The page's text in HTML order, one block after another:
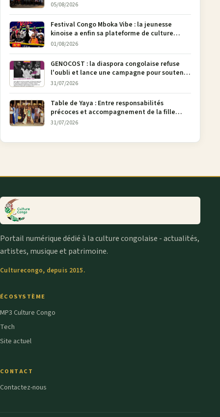
05/08/2026
Festival Congo Mboka Vibe : la jeunesse
kinoise a enfin sa plateforme de culture
urbaine
01/08/2026
GENOCOST : la diaspora congolaise refuse
l'oubli et lance une campagne pour soutenir
la pétition FONAREV depuis Bruxelles
31/07/2026
Table de Yaya : Entre responsabilités
précoces et accompagnement de la fille
aînée, la diaspora en débat
31/07/2026
Portail numérique dédié à la culture congolaise - actualités,
artistes, musique et patrimoine.
Culturecongo, depuis 2015.
ÉCOSYSTÈME
MP3 Culture Congo
Tech
Site actuel
CONTACT
Contactez-nous